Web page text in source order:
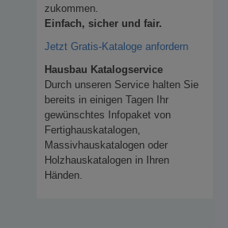
zukommen.
Einfach, sicher und fair.
Jetzt Gratis-Kataloge anfordern
Hausbau Katalogservice
Durch unseren Service halten Sie
bereits in einigen Tagen Ihr
gewünschtes Infopaket von
Fertighauskatalogen,
Massivhauskatalogen oder
Holzhauskatalogen in Ihren
Händen.